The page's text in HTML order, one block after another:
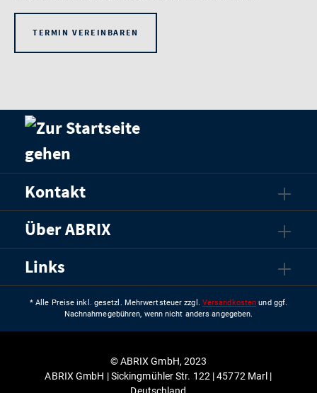
TERMIN VEREINBAREN
Kontakt
Über ABRIX
Links
* Alle Preise inkl. gesetzl. Mehrwertsteuer zzgl. Versandkosten und ggf.
Nachnahmegebühren, wenn nicht anders angegeben.
© ABRIX GmbH, 2023
ABRIX GmbH | Sickingmühler Str. 122 | 45772 Marl |